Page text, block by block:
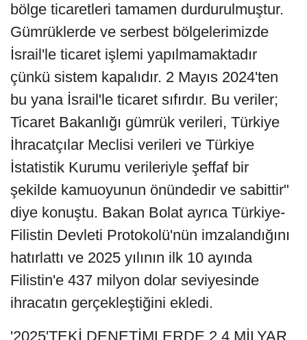
bölge ticaretleri tamamen durdurulmuştur.
Gümrüklerde ve serbest bölgelerimizde
İsrail'le ticaret işlemi yapılmamaktadır
çünkü sistem kapalıdır. 2 Mayıs 2024'ten
bu yana İsrail'le ticaret sıfırdır. Bu veriler;
Ticaret Bakanlığı gümrük verileri, Türkiye
İhracatçılar Meclisi verileri ve Türkiye
İstatistik Kurumu verileriyle şeffaf bir
şekilde kamuoyunun önündedir ve sabittir"
diye konuştu. Bakan Bolat ayrıca Türkiye-
Filistin Devleti Protokolü'nün imzalandığını
hatırlattı ve 2025 yılının ilk 10 ayında
Filistin'e 437 milyon dolar seviyesinde
ihracatın gerçekleştiğini ekledi.
'2025'TEKİ DENETİMLERDE 2,4 MİLYAR